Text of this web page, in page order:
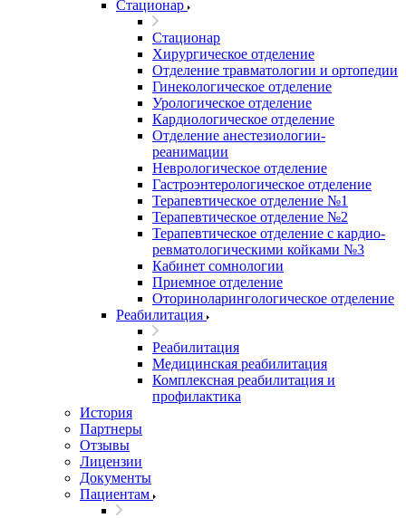
Стационар
Стационар
Хирургическое отделение
Отделение травматологии и ортопедии
Гинекологическое отделение
Урологическое отделение
Кардиологическое отделение
Отделение анестезиологии-
реанимации
Неврологическое отделение
Гастроэнтерологическое отделение
Терапевтическое отделение №1
Терапевтическое отделение №2
Терапевтическое отделение с кардио-
ревматологическими койками №3
Кабинет сомнологии
Приемное отделение
Оториноларингологическое отделение
Реабилитация
Реабилитация
Медицинская реабилитация
Комплексная реабилитация и
профилактика
История
Партнеры
Отзывы
Лицензии
Документы
Пациентам